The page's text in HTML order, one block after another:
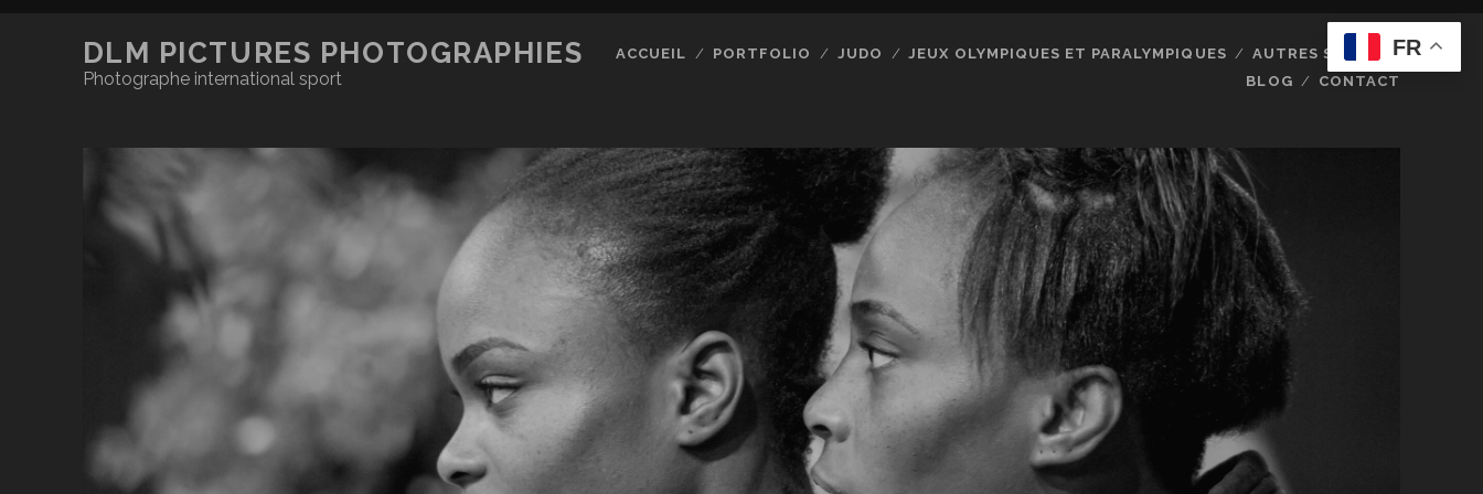
DLM PICTURES PHOTOGRAPHIES
Photographe international sport
ACCUEIL PORTFOLIO JUDO JEUX OLYMPIQUES ET PARALYMPIQUES
AUTRES SPORTS
BLOG
CONTACT
FR